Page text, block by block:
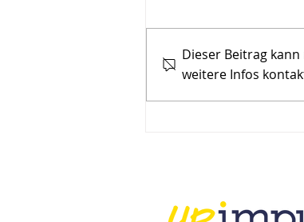
Wie Leadership
Dieser Beitrag
weitere Infos